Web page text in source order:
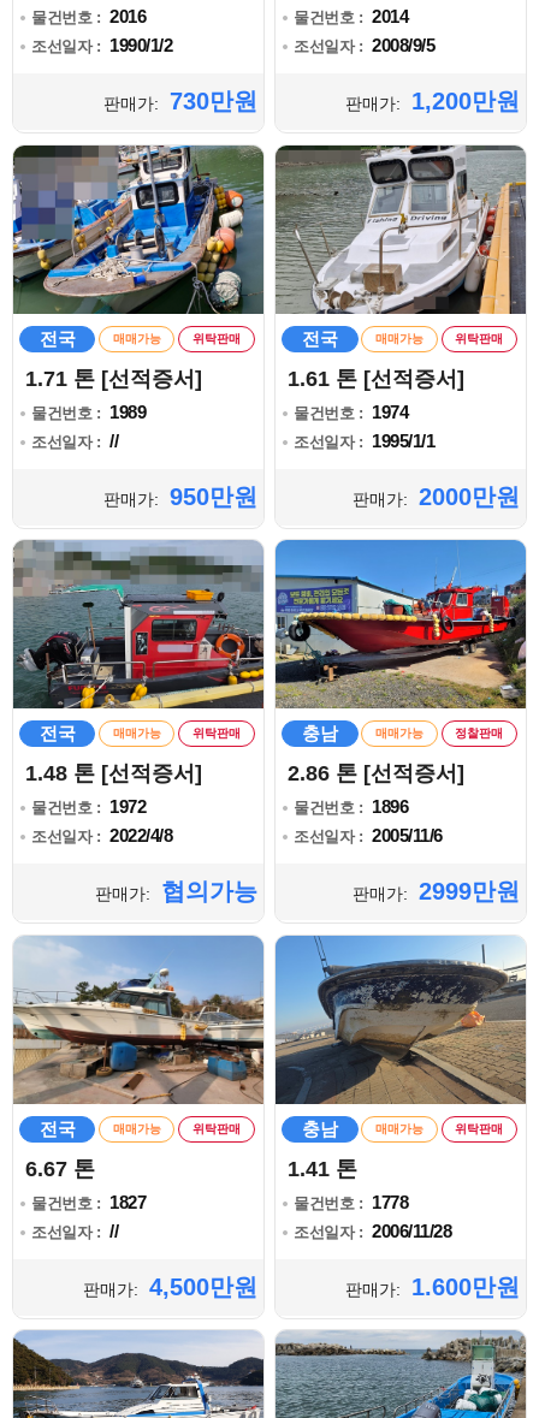
물건번호 : 2016
조선일자 : 1990/1/2
판매가: 730만원
물건번호 : 2014
조선일자 : 2008/9/5
판매가: 1,200만원
전국 매매가능 위탁판매
1.71 톤 [선적증서]
물건번호 : 1989
조선일자 : //
판매가: 950만원
전국 매매가능 위탁판매
1.61 톤 [선적증서]
물건번호 : 1974
조선일자 : 1995/1/1
판매가: 2000만원
전국 매매가능 위탁판매
1.48 톤 [선적증서]
물건번호 : 1972
조선일자 : 2022/4/8
판매가: 협의가능
충남 매매가능 정찰판매
2.86 톤 [선적증서]
물건번호 : 1896
조선일자 : 2005/11/6
판매가: 2999만원
전국 매매가능 위탁판매
6.67 톤
물건번호 : 1827
조선일자 : //
판매가: 4,500만원
충남 매매가능 위탁판매
1.41 톤
물건번호 : 1778
조선일자 : 2006/11/28
판매가: 1.600만원